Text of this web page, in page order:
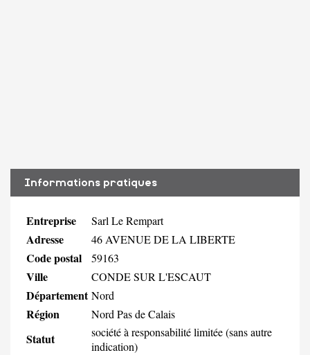
Informations pratiques
Entreprise Sarl Le Rempart
Adresse 46 AVENUE DE LA LIBERTE
Code postal 59163
Ville CONDE SUR L'ESCAUT
Département Nord
Région Nord Pas de Calais
Statut
société à responsabilité limitée (sans autre
indication)